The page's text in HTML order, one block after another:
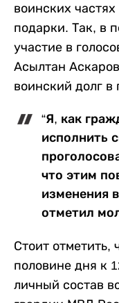
воинских
подарки. Так, в
участие в
Асылтан
воинский долг в
“Я, как
исполнить
что этим
изменения
отметил
Стоит отметить,
половине дня к
личный состав